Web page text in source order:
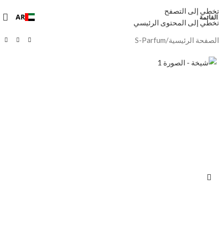
تخطي إلى التصفح
تخطي إلى المحتوى الرئيسي
القائمة AR
الصفحة الرئيسية/
S-Parfum